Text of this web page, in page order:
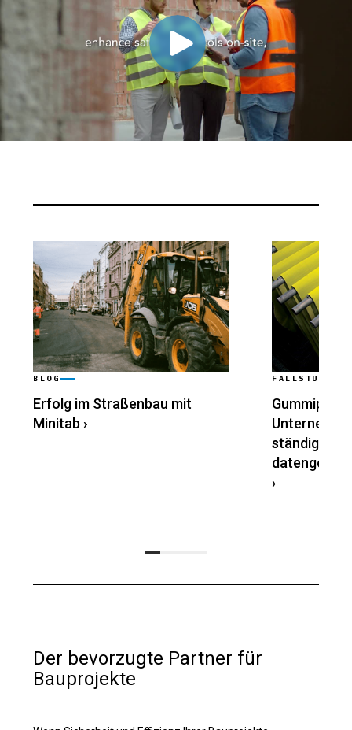
BLOG
Erfolg im Straßenbau mit
Minitab ›
FALLSTUDIE
ständigen
›
Der bevorzugte Partner für
Bauprojekte